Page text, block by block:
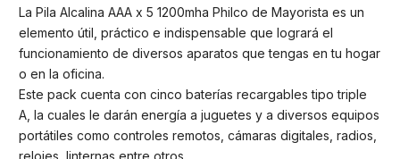
La Pila Alcalina AAA x 5 1200mha Philco de Mayorista es un
elemento útil, práctico e indispensable que logrará el
funcionamiento de diversos aparatos que tengas en tu hogar
o en la oficina.
Este pack cuenta con cinco baterías recargables tipo triple
A, la cuales le darán energía a juguetes y a diversos equipos
portátiles como controles remotos, cámaras digitales, radios,
relojes, linternas entre otros.